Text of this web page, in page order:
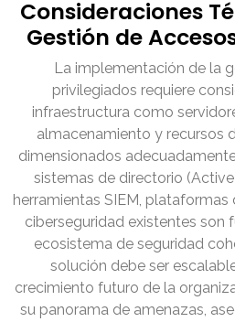
Consideraciones
Gestión de
La implementación de la
privilegiados requiere
infraestructura como
almacenamiento y recursos
dimensionados
sistemas de directorio
herramientas SIEM,
ciberseguridad existentes son
ecosistema de seguridad
solución debe ser
crecimiento futuro de la
su panorama de amenazas,